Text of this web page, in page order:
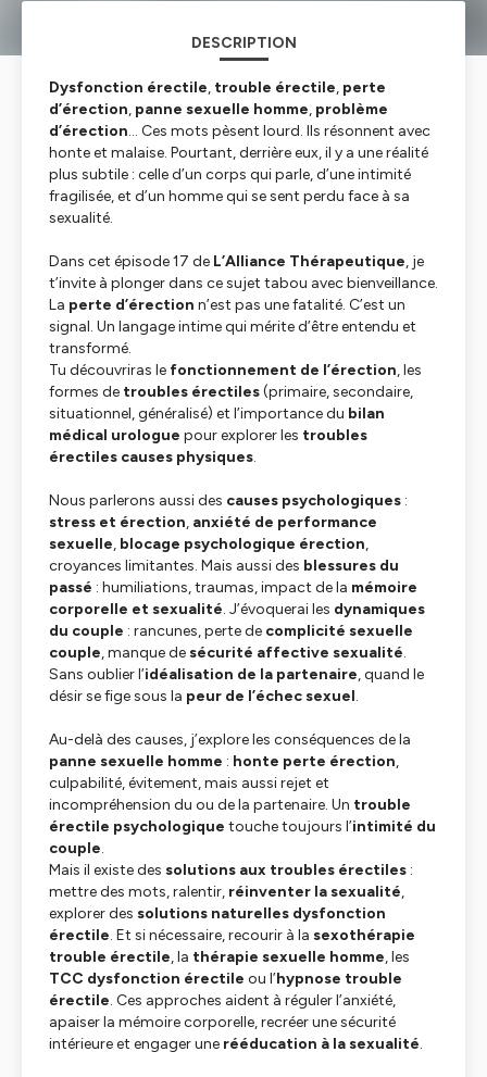
DESCRIPTION
Dysfonction érectile, trouble érectile, perte
d’érection, panne sexuelle homme, problème
d’érection… Ces mots pèsent lourd. Ils résonnent avec
honte et malaise. Pourtant, derrière eux, il y a une réalité
plus subtile : celle d’un corps qui parle, d’une intimité
fragilisée, et d’un homme qui se sent perdu face à sa
sexualité.
Dans cet épisode 17 de L’Alliance Thérapeutique, je
t’invite à plonger dans ce sujet tabou avec bienveillance.
La perte d’érection n’est pas une fatalité. C’est un
signal. Un langage intime qui mérite d’être entendu et
transformé.
Tu découvriras le fonctionnement de l’érection, les
formes de troubles érectiles(primaire, secondaire,
situationnel, généralisé) et l’importance du bilan
médical urologue pour explorer les troubles
érectiles causes physiques.
Nous parlerons aussi des causes psychologiques :
stress et érection, anxiété de performance
sexuelle, blocage psychologique érection,
croyances limitantes. Mais aussi des blessures du
passé : humiliations, traumas, impact de la mémoire
corporelle et sexualité. J’évoquerai les dynamiques
du couple : rancunes, perte de complicité sexuelle
couple, manque desécurité affective sexualité.
Sans oublier l’idéalisation de la partenaire, quand le
désir se fige sous la peur de l’échec sexuel.
Au-delà des causes, j’explore les conséquences de la
panne sexuelle homme : honte perte érection,
culpabilité, évitement, mais aussi rejet et
incompréhension du ou de la partenaire. Un trouble
érectile psychologique touche toujours l’intimité du
couple.
Mais il existe des solutions aux troubles érectiles :
mettre des mots, ralentir, réinventer la sexualité,
explorer des solutions naturelles dysfonction
érectile. Et si nécessaire, recourir à la sexothérapie
trouble érectile, la thérapie sexuelle homme, les
TCC dysfonction érectile ou l’hypnose trouble
érectile. Ces approches aident à réguler l’anxiété,
apaiser la mémoire corporelle, recréer une sécurité
intérieure et engager une rééducation à la sexualité.